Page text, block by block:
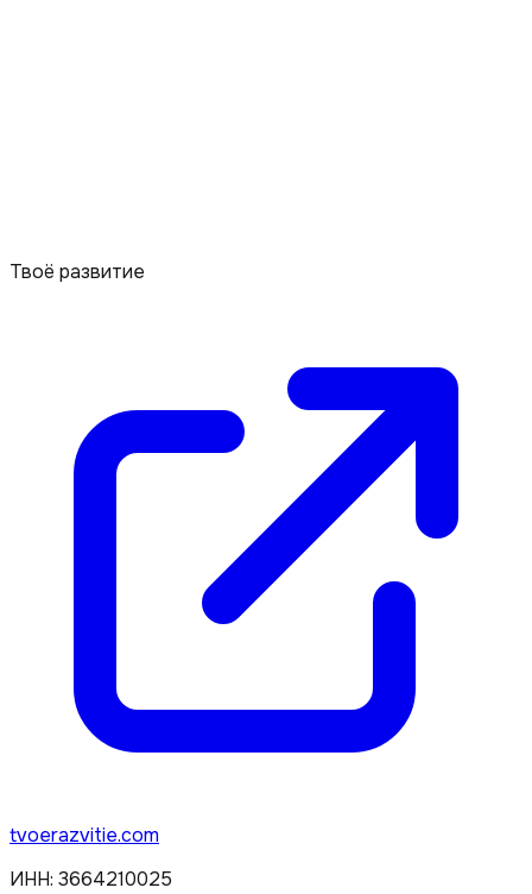
Твоё развитие
tvoerazvitie.com
ИНН: 3664210025